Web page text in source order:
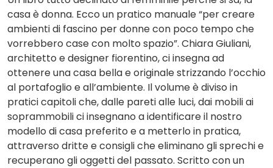
casa è donna. Ecco un pratico manuale “per creare
ambienti di fascino per donne con poco tempo che
vorrebbero case con molto spazio”. Chiara Giuliani,
architetto e designer fiorentino, ci insegna ad
ottenere una casa bella e originale strizzando l’occhio
al portafoglio e all’ambiente. Il volume è diviso in
pratici capitoli che, dalle pareti alle luci, dai mobili ai
soprammobili ci insegnano a identificare il nostro
modello di casa preferito e a metterlo in pratica,
attraverso dritte e consigli che eliminano gli sprechi e
recuperano gli oggetti del passato. Scritto con un